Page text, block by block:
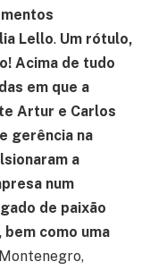
Lello. Um rótulo,
Acima de tudo
em que a
Artur e Carlos
gerência na
a
num
de paixão
como uma